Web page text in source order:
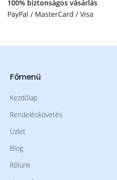
100% biztonságos vásárlás
PayPal / MasterCard / Visa
Főmenü
Kezdőlap
Rendeléskövetés
Üzlet
Blog
Rólunk